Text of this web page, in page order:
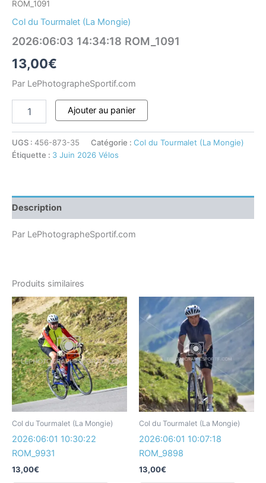
ROM_1091
Col du Tourmalet (La Mongie)
2026:06:03 14:34:18 ROM_1091
13,00€
Par LePhotographeSportif.com
Ajouter au panier
UGS : 456-873-35 Catégorie : Col du Tourmalet (La Mongie)
Étiquette : 3 Juin 2026 Vélos
Description
Par LePhotographeSportif.com
Produits similaires
Col du Tourmalet (La Mongie)
2026:06:01 10:30:22
ROM_9931
13,00€
Col du Tourmalet (La Mongie)
2026:06:01 10:07:18
ROM_9898
13,00€